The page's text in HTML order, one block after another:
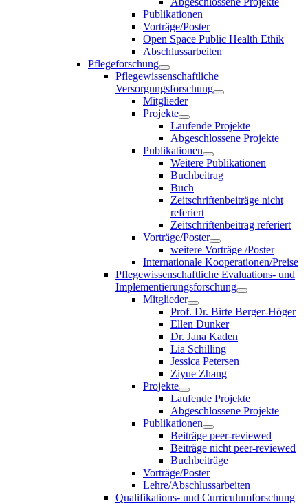
Publikationen
Vorträge/Poster
Open Space Public Health Ethik
Abschlussarbeiten
Pflegeforschung
Pflegewissenschaftliche
Versorgungsforschung
Mitglieder
Projekte
Laufende Projekte
Abgeschlossene Projekte
Publikationen
Weitere Publikationen
Buchbeitrag
Buch
Zeitschriftenbeiträge nicht
referiert
Zeitschriftenbeitrag referiert
Vorträge/Poster
weitere Vorträge /Poster
Internationale Kooperationen/Preise
Pflegewissenschaftliche Evaluations- und
Implementierungsforschung
Mitglieder
Prof. Dr. Birte Berger-Höger
Ellen Dunker
Dr. Jana Kaden
Lia Schilling
Jessica Petersen
Ziyue Zhang
Projekte
Laufende Projekte
Abgeschlossene Projekte
Publikationen
Beiträge peer-reviewed
Beiträge nicht peer-reviewed
Buchbeiträge
Vorträge/Poster
Lehre/Abschlussarbeiten
Qualifikations- und Curriculumforschung